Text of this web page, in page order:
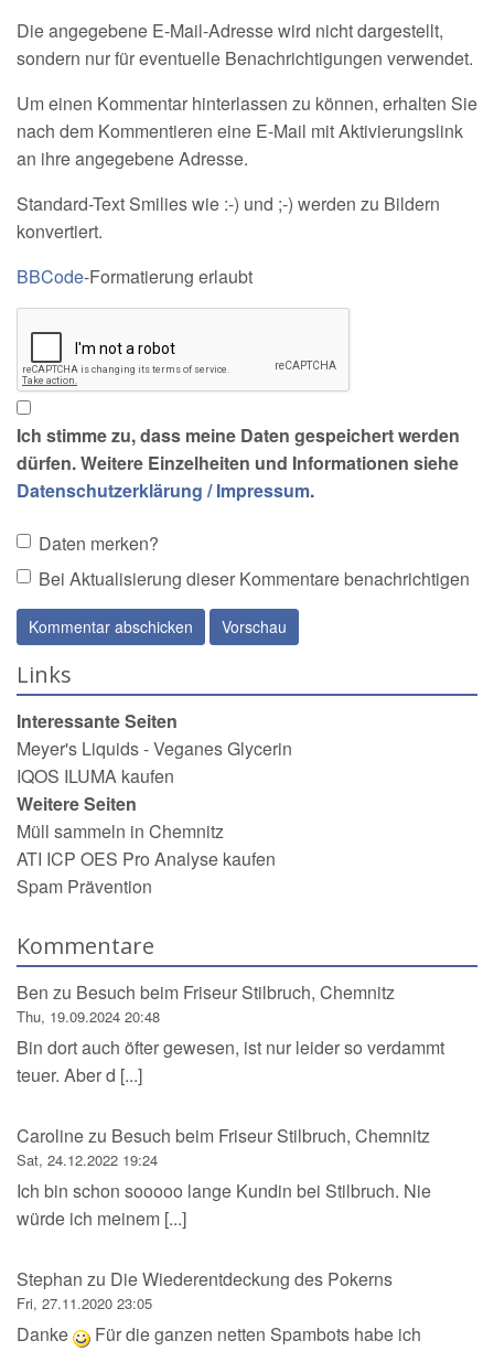
Die angegebene E-Mail-Adresse wird nicht dargestellt,
sondern nur für eventuelle Benachrichtigungen verwendet.
Um einen Kommentar hinterlassen zu können, erhalten Sie
nach dem Kommentieren eine E-Mail mit Aktivierungslink
an ihre angegebene Adresse.
Standard-Text Smilies wie :-) und ;-) werden zu Bildern
konvertiert.
BBCode-Formatierung erlaubt
Ich stimme zu, dass meine Daten gespeichert werden
dürfen. Weitere Einzelheiten und Informationen siehe
Datenschutzerklärung / Impressum.
Daten merken?
Bei Aktualisierung dieser Kommentare benachrichtigen
Links
Interessante Seiten
Meyer's Liquids - Veganes Glycerin
IQOS ILUMA kaufen
Weitere Seiten
Müll sammeln in Chemnitz
ATI ICP OES Pro Analyse kaufen
Spam Prävention
Kommentare
Ben zu Besuch beim Friseur Stilbruch, Chemnitz
Thu, 19.09.2024 20:48
Bin dort auch öfter gewesen, ist nur leider so verdammt
teuer. Aber d [...]
Carolinezu Besuch beim Friseur Stilbruch, Chemnitz
Sat, 24.12.2022 19:24
Ich bin schon sooooo lange Kundin bei Stilbruch. Nie
würde ich meinem [...]
Stephan zu Die Wiederentdeckung des Pokerns
Fri, 27.11.2020 23:05
Danke
Für die ganzen netten Spambots habe ich